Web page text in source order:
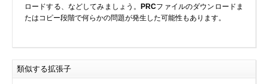
チューナーテレビ、TVカード
ロードする、などしてみましょう。
PRCファイルのダウンロードま
たはコピー段階で何らかの問題が発生した可能性もあります。
類似する拡張子